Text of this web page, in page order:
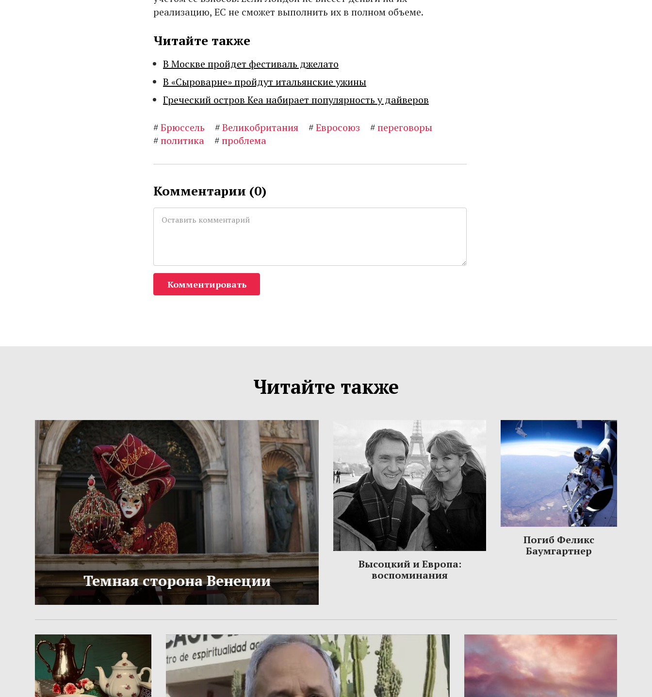
реализацию, ЕС не сможет выполнить их в полном объеме.
Читайте также
В Москве пройдет фестиваль джелато
В «Сыроварне» пройдут итальянские ужины
Греческий остров Кеа набирает популярность у дайверов
#Брюссель #Великобритания #Евросоюз #переговоры
#политика #проблема
Комментарии (0)
Комментировать
Читайте также
Темная сторона Венеции
Высоцкий и Европа:
воспоминания
Погиб Феликс
Баумгартнер